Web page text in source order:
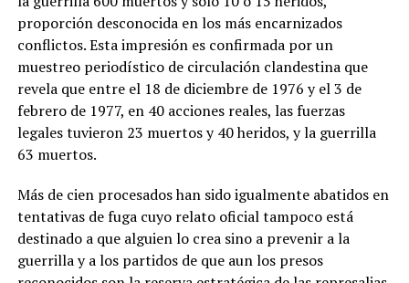
proporción desconocida en los más encarnizados
conflictos. Esta impresión es confirmada por un
muestreo periodístico de circulación clandestina que
revela que entre el 18 de diciembre de 1976 y el 3 de
febrero de 1977, en 40 acciones reales, las fuerzas
legales tuvieron 23 muertos y 40 heridos, y la guerrilla
63 muertos.
Más de cien procesados han sido igualmente abatidos en
tentativas de fuga cuyo relato oficial tampoco está
destinado a que alguien lo crea sino a prevenir a la
guerrilla y a los partidos de que aun los presos